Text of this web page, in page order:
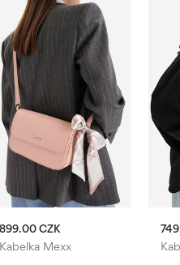
Kabelka Mexx
899.00 CZK